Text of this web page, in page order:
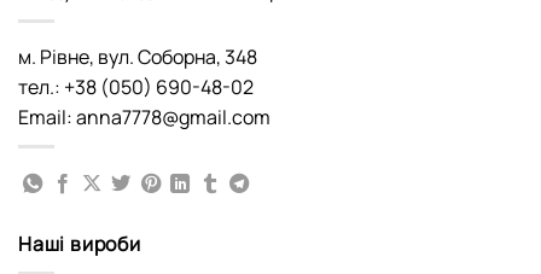
м. Рівне, вул. Соборна, 348
тел.: +38 (050) 690-48-02
Email: anna7778@gmail.com
Наші вироби